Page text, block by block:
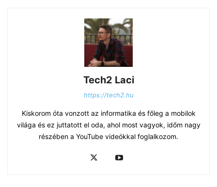
Tech2 Laci
https://tech2.hu
Kiskorom óta vonzott az informatika és főleg a mobilok
világa és ez juttatott el oda, ahol most vagyok, időm nagy
részében a YouTube videókkal foglalkozom.